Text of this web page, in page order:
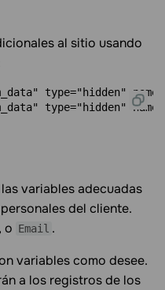
al sitio usando
type="hidden"
variables adecuadas
del cliente.
, o Email .
variables como desee.
a los registros de los